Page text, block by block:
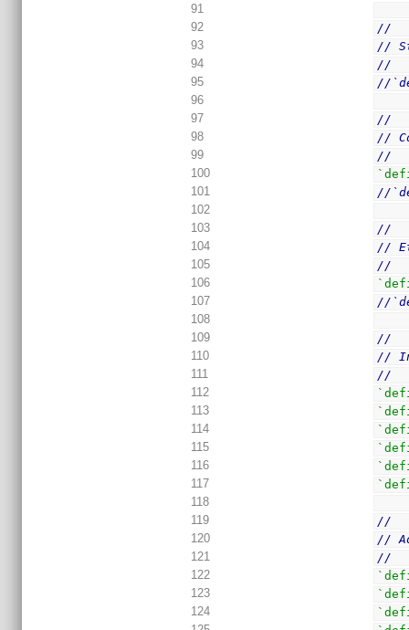
91
92
//
93
//
94
//
95
//
96
97
//
98
//
99
//
100
101
//
102
103
//
104
//
105
//
106
107
//
108
109
//
110
//
111
//
112
113
114
115
116
117
118
119
//
120
//
121
//
122
123
124